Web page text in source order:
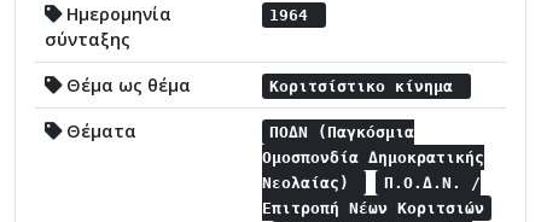
Ημερομηνία
σύνταξης
1964
Θέμα ως θέμα Κοριτσίστικο κίνημα
Θέματα
ΠΟΔΝ (Παγκόσμια
Ομοσπονδία Δημοκρατικής
Νεολαίας)
Π.Ο.Δ.Ν. /
Επιτροπή Νέων Κοριτσιών